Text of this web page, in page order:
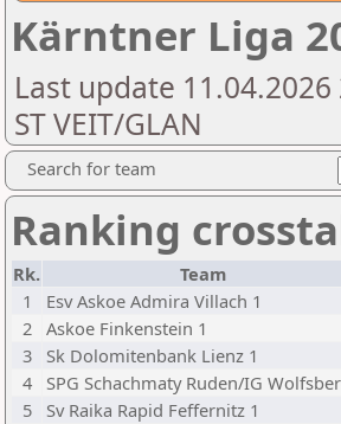
Kärntner Liga
Last update
ST VEIT/GLAN
Search for team
Ranking
Rk. Team
1
Esv Askoe Admira Villach 1
2 Askoe Finkenstein 1
3
Sk Dolomitenbank Lienz 1
4
SPG Schachmaty Ruden/IG
5
Sv Raika Rapid Feffernitz 1